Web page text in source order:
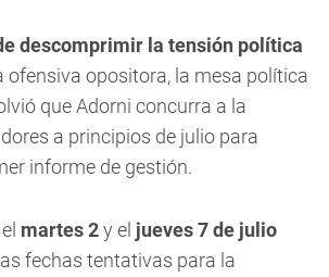
descomprimir la tensión política
ofensiva opositora, la mesa política
que Adorni concurra a la
a principios de julio para
informe de gestión.
martes 2y el jueves 7 de julio
fechas tentativas para la